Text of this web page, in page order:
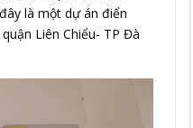
là một dự án điển
Liên Chiểu- TP Đà